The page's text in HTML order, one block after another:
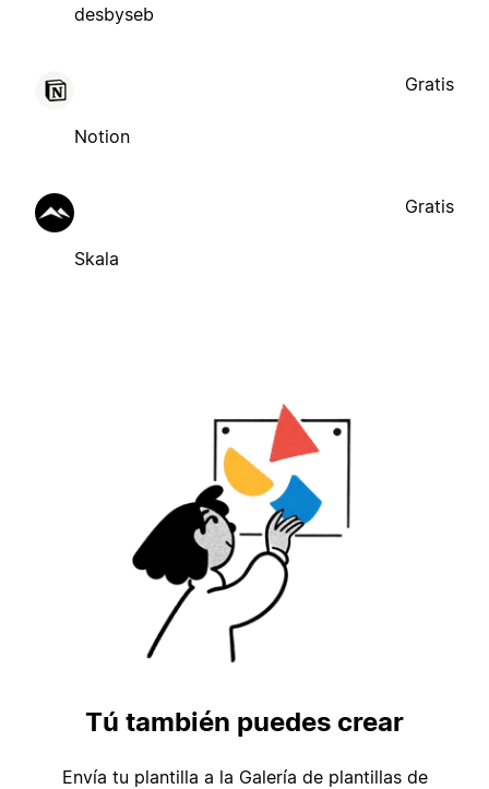
desbyseb
Notion
Gratis
Skala
Gratis
Tú también puedes crear
Envía tu plantilla a la Galería de plantillas de